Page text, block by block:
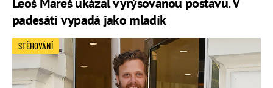
padesáti vypadá jako mladík
STĚHOVÁNÍ